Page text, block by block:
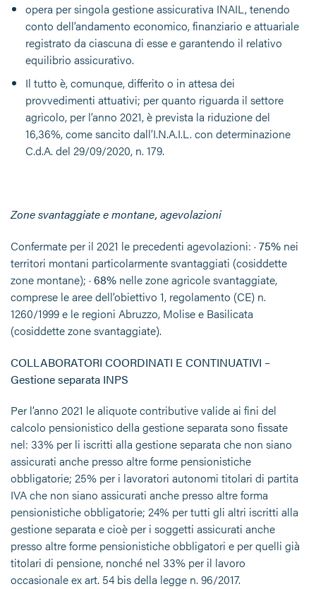
opera per singola gestione assicurativa INAIL, tenendo
conto dell’andamento economico, finanziario e attuariale
registrato da ciascuna di esse e garantendo il relativo
equilibrio assicurativo.
Il tutto è, comunque, differito o in attesa dei
provvedimenti attuativi; per quanto riguarda il settore
agricolo, per l’anno 2021, è prevista la riduzione del
16,36%, come sancito dall’I.N.A.I.L. con determinazione
C.d.A. del 29/09/2020, n. 179.
Zone svantaggiate e montane, agevolazioni
Confermate per il 2021 le precedenti agevolazioni: · 75% nei
territori montani particolarmente svantaggiati (cosiddette
zone montane); · 68% nelle zone agricole svantaggiate,
comprese le aree dell’obiettivo 1, regolamento (CE) n.
1260/1999 e le regioni Abruzzo, Molise e Basilicata
(cosiddette zone svantaggiate).
COLLABORATORI COORDINATI E CONTINUATIVI –
Gestione separata INPS
Per l’anno 2021 le aliquote contributive valide ai fini del
calcolo pensionistico della gestione separata sono fissate
nel: 33% per li iscritti alla gestione separata che non siano
assicurati anche presso altre forme pensionistiche
obbligatorie; 25% per i lavoratori autonomi titolari di partita
IVA che non siano assicurati anche presso altre forma
pensionistiche obbligatorie; 24% per tutti gli altri iscritti alla
gestione separata e cioè per i soggetti assicurati anche
presso altre forme pensionistiche obbligatori e per quelli già
titolari di pensione, nonché nel 33% per il lavoro
occasionale ex art. 54 bis della legge n. 96/2017.